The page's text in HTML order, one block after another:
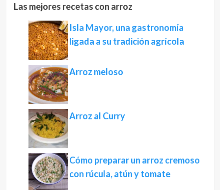
Las mejores recetas con arroz
Isla Mayor, una gastronomía
ligada a su tradición agrícola
Arroz meloso
Arroz al Curry
Cómo preparar un arroz cremoso
con rúcula, atún y tomate